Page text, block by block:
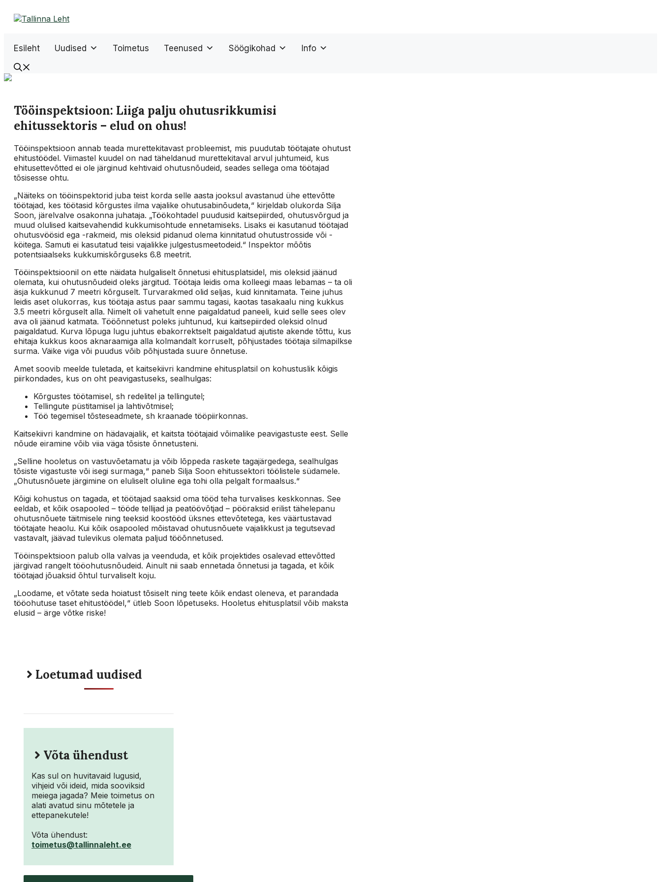
sisu
Esileht Uudised Toimetus Teenused Söögikohad Info
​​Tööinspektsioon: Liiga palju ohutusrikkumisi
ehitussektoris – elud on ohus!
Tööinspektsioon annab teada murettekitavast probleemist, mis puudutab töötajate ohutust
ehitustöödel. Viimastel kuudel on nad täheldanud murettekitaval arvul juhtumeid, kus
ehitusettevõtted ei ole järginud kehtivaid ohutusnõudeid, seades sellega oma töötajad
tõsisesse ohtu.
„Näiteks on tööinspektorid juba teist korda selle aasta jooksul avastanud ühe ettevõtte
töötajad, kes töötasid kõrgustes ilma vajalike ohutusabinõudeta,“ kirjeldab olukorda Silja
Soon, järelvalve osakonna juhataja. „Töökohtadel puudusid kaitsepiirded, ohutusvõrgud ja
muud olulised kaitsevahendid kukkumisohtude ennetamiseks. Lisaks ei kasutanud töötajad
ohutusvöösid ega -rakmeid, mis oleksid pidanud olema kinnitatud ohutustrosside või -
köitega. Samuti ei kasutatud teisi vajalikke julgestusmeetodeid.“ Inspektor mõõtis
potentsiaalseks kukkumiskõrguseks 6.8 meetrit.
Tööinspektsioonil on ette näidata hulgaliselt õnnetusi ehitusplatsidel, mis oleksid jäänud
olemata, kui ohutusnõudeid oleks järgitud. Töötaja leidis oma kolleegi maas lebamas – ta oli
äsja kukkunud 7 meetri kõrguselt. Turvarakmed olid seljas, kuid kinnitamata. Teine juhus
leidis aset olukorras, kus töötaja astus paar sammu tagasi, kaotas tasakaalu ning kukkus
3.5 meetri kõrguselt alla. Nimelt oli vahetult enne paigaldatud paneeli, kuid selle sees olev
ava oli jäänud katmata. Tööõnnetust poleks juhtunud, kui kaitsepiirded oleksid olnud
paigaldatud. Kurva lõpuga lugu juhtus ebakorrektselt paigaldatud ajutiste akende tõttu, kus
ehitaja kukkus koos aknaraamiga alla kolmandalt korruselt, põhjustades töötaja silmapilkse
surma. Väike viga või puudus võib põhjustada suure õnnetuse.
Amet soovib meelde tuletada, et kaitsekiivri kandmine ehitusplatsil on kohustuslik kõigis
piirkondades, kus on oht peavigastuseks, sealhulgas:
Kõrgustes töötamisel, sh redelitel ja tellingutel;
Tellingute püstitamisel ja lahtivõtmisel;
Töö tegemisel tõsteseadmete, sh kraanade tööpiirkonnas.
Kaitsekiivri kandmine on hädavajalik, et kaitsta töötajaid võimalike peavigastuste eest. Selle
nõude eiramine võib viia väga tõsiste õnnetusteni.
„Selline hooletus on vastuvõetamatu ja võib lõppeda raskete tagajärgedega, sealhulgas
tõsiste vigastuste või isegi surmaga,“ paneb Silja Soon ehitussektori töölistele südamele.
„Ohutusnõuete järgimine on eluliselt oluline ega tohi olla pelgalt formaalsus.“
Kõigi kohustus on tagada, et töötajad saaksid oma tööd teha turvalises keskkonnas. See
eeldab, et kõik osapooled – tööde tellijad ja peatöövõtjad – pööraksid erilist tähelepanu
ohutusnõuete täitmisele ning teeksid koostööd üksnes ettevõtetega, kes väärtustavad
töötajate heaolu. Kui kõik osapooled mõistavad ohutusnõuete vajalikkust ja tegutsevad
vastavalt, jäävad tulevikus olemata paljud tööõnnetused.
Tööinspektsioon palub olla valvas ja veenduda, et kõik projektides osalevad ettevõtted
järgivad rangelt tööohutusnõudeid. Ainult nii saab ennetada õnnetusi ja tagada, et kõik
töötajad jõuaksid õhtul turvaliselt koju.
„Loodame, et võtate seda hoiatust tõsiselt ning teete kõik endast oleneva, et parandada
tööohutuse taset ehitustöödel,“ ütleb Soon lõpetuseks. Hooletus ehitusplatsil võib maksta
elusid – ärge võtke riske!
Loetumad uudised
Võta ühendust
Kas sul on huvitavaid lugusid,
vihjeid või ideid, mida sooviksid
meiega jagada? Meie toimetus on
alati avatud sinu mõtetele ja
ettepanekutele!
Võta ühendust:
toimetus@tallinnaleht.ee